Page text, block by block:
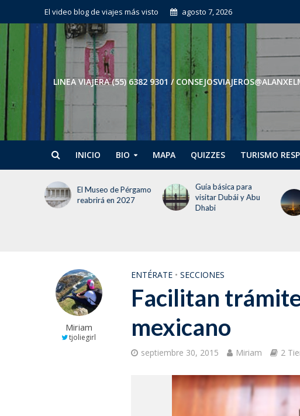
El video blog de viajes más visto agosto 7, 2026
LINEA VIAJERA (55) 6382 9301 /
INICIO BIO MAPA QUIZZES TURISMO
Guía básica para
visitar Dubái y Abu
Tokio en 3 días: El
itinerario para no
perder la cabeza (ni el
Miriam
tjoliegirl
ENTÉRATE • SECCIONES
Facilitan
mexicano
septiembre 30, 2015 Miriam 2